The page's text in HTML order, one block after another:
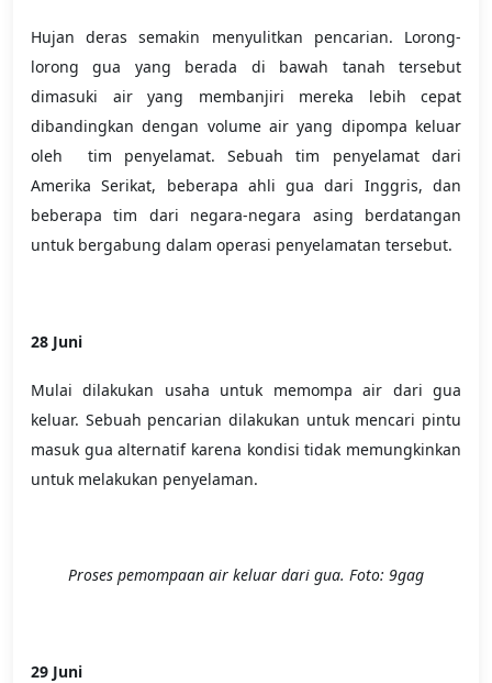
Hujan deras semakin menyulitkan pencarian. Lorong-
lorong gua yang berada di bawah tanah tersebut
dimasuki air yang membanjiri mereka lebih cepat
dibandingkan dengan volume air yang dipompa keluar
oleh tim penyelamat. Sebuah tim penyelamat dari
Amerika Serikat, beberapa ahli gua dari Inggris, dan
beberapa tim dari negara-negara asing berdatangan
untuk bergabung dalam operasi penyelamatan tersebut.
28 Juni
Mulai dilakukan usaha untuk memompa air dari gua
keluar. Sebuah pencarian dilakukan untuk mencari pintu
masuk gua alternatif karena kondisi tidak memungkinkan
untuk melakukan penyelaman.
Proses pemompaan air keluar dari gua. Foto: 9gag
29 Juni